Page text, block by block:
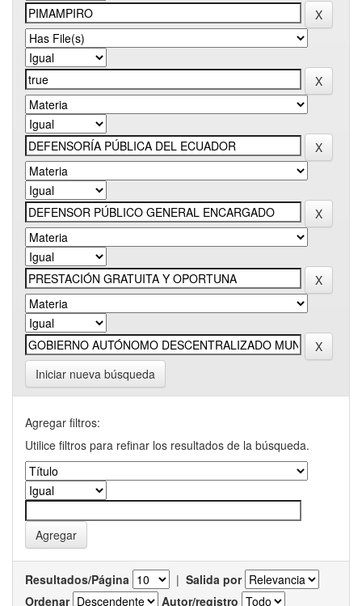
Iniciar nueva búsqueda
Agregar filtros:
Utilice filtros para refinar los resultados de la búsqueda.
Resultados/Página | Salida por
Ordenar
Autor/registro